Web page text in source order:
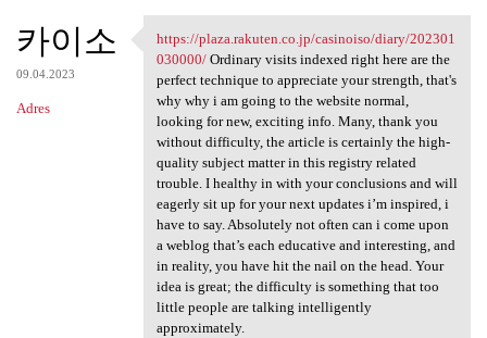
카이소
09.04.2023
Adres
https://plaza.rakuten.co.jp
https://plaza.rakuten.co.jp/casinoiso/diary/202301
030000/Ordinary visits indexed right here are the
perfect technique to appreciate your strength, that's
why why i am going to the website normal,
looking for new, exciting info. Many, thank you
without difficulty, the article is certainly the high-
quality subject matter in this registry related
trouble. I healthy in with your conclusions and will
eagerly sit up for your next updates i’m inspired, i
have to say. Absolutely not often can i come upon
a weblog that’s each educative and interesting, and
in reality, you have hit the nail on the head. Your
idea is great; the difficulty is something that too
little people are talking intelligently
approximately.